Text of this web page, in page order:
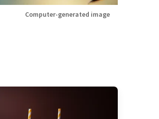
Computer-generated image